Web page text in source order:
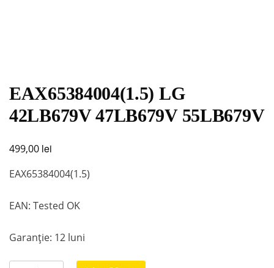
EAX65384004(1.5) LG
42LB679V 47LB679V 55LB679V
499,00 lei
EAX65384004(1.5)
EAN: Tested OK
Garanție: 12 luni